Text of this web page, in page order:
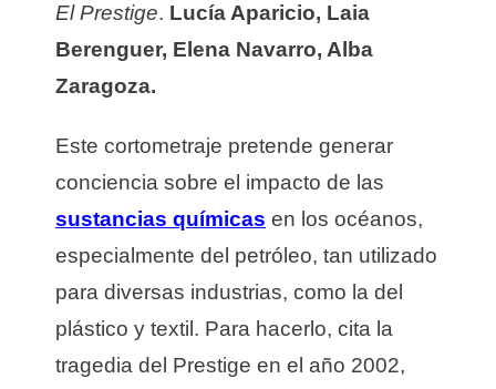
El Prestige. Lucía Aparicio, Laia
Berenguer, Elena Navarro, Alba
Zaragoza.
Este cortometraje pretende generar
conciencia sobre el impacto de las
sustancias químicas en los océanos,
especialmente del petróleo, tan utilizado
para diversas industrias, como la del
plástico y textil. Para hacerlo, cita la
tragedia del Prestige en el año 2002,